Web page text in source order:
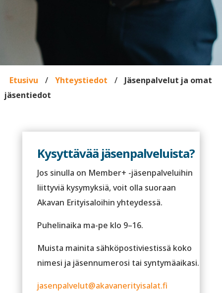
Etusivu / Yhteystiedot /
Jäsenpalvelut ja omat
jäsentiedot
Kysyttävää jäsenpalveluista?
Jos sinulla on Member+ -jäsenpalveluihin
liittyviä kysymyksiä, voit olla suoraan
Akavan Erityisaloihin yhteydessä.
Puhelinaika ma-pe klo 9–16.
Muista mainita sähköpostiviestissä koko
nimesi ja jäsennumerosi tai syntymäaikasi.
jasenpalvelut@akavanerityisalat.fi